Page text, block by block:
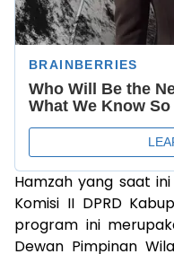
Hamzah yang saat
Komisi II DPRD
program ini
Dewan Pimpinan